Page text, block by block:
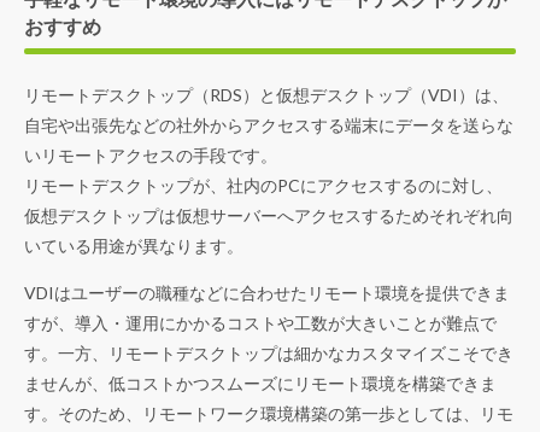
おすすめ
リモートデスクトップ（RDS）と仮想デスクトップ（VDI）は、
自宅や出張先などの社外からアクセスする端末にデータを送らな
いリモートアクセスの手段です。
リモートデスクトップが、社内のPCにアクセスするのに対し、
仮想デスクトップは仮想サーバーへアクセスするためそれぞれ向
いている用途が異なります。
VDIはユーザーの職種などに合わせたリモート環境を提供できま
すが、導入・運用にかかるコストや工数が大きいことが難点で
す。一方、リモートデスクトップは細かなカスタマイズこそでき
ませんが、低コストかつスムーズにリモート環境を構築できま
す。そのため、リモートワーク環境構築の第一歩としては、リモ